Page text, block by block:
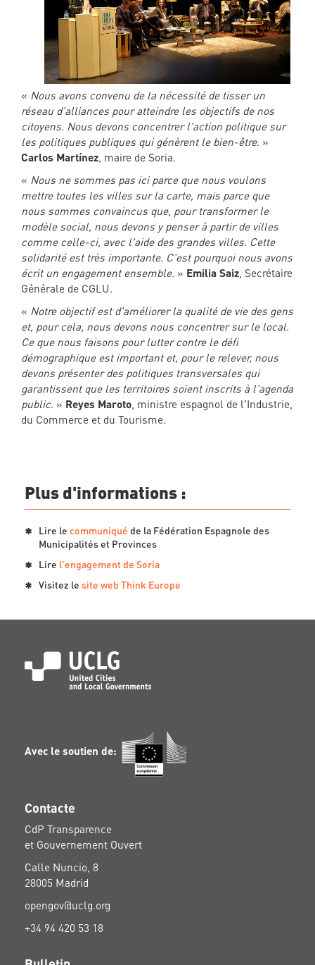
« Nous avons convenu de la nécessité de tisser un
réseau d'alliances pour atteindre les objectifs de nos
citoyens. Nous devons concentrer l'action politique sur
les politiques publiques qui génèrent le bien-être. »
Carlos Martínez, maire de Soria.
« Nous ne sommes pas ici parce que nous voulons
mettre toutes les villes sur la carte, mais parce que
nous sommes convaincus que, pour transformer le
modèle social, nous devons y penser à partir de villes
comme celle-ci, avec l'aide des grandes villes. Cette
solidarité est très importante. C'est pourquoi nous avons
écrit un engagement ensemble. » Emilia Saiz, Secrétaire
Générale de CGLU.
« Notre objectif est d'améliorer la qualité de vie des gens
et, pour cela, nous devons nous concentrer sur le local.
Ce que nous faisons pour lutter contre le défi
démographique est important et, pour le relever, nous
devons présenter des politiques transversales qui
garantissent que les territoires soient inscrits à l'agenda
public. » Reyes Maroto, ministre espagnol de l'Industrie,
du Commerce et du Tourisme.
Plus d'informations :
Lire le communiqué de la Fédération Espagnole des
Municipalités et Provinces
Lire l'engagement de Soria
Visitez le site web Think Europe
Avec le soutien de:
Contacte
CdP Transparence
et Gouvernement Ouvert
Calle Nuncio, 8
28005 Madrid
opengov@uclg.org
+34 94 420 53 18